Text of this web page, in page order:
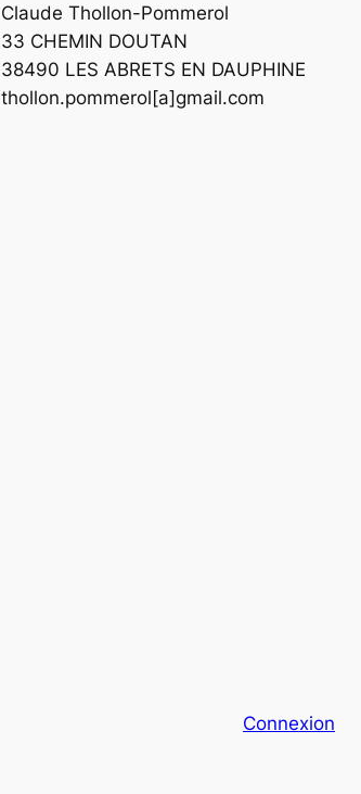
Claude Thollon-Pommerol
33 CHEMIN DOUTAN
38490 LES ABRETS EN DAUPHINE
thollon.pommerol[a]gmail.com
Connexion